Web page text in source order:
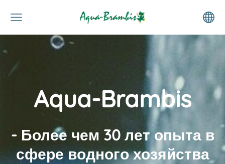
Aqua-Brambis
- Более чем 30 лет опыта в
сфере водного хозяйства